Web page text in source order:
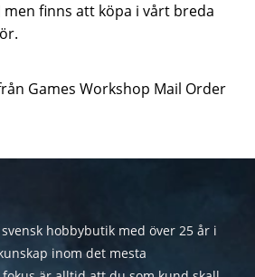
men finns att köpa i vårt breda
Games Workshop Mail Order
hobbybutik med över 25 år i
inom det mesta